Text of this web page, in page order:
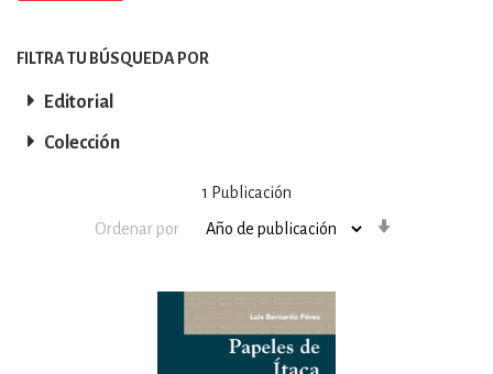
1 Publicación
Ordenar por
FILTRA TU BÚSQUEDA POR
Editorial
Colección